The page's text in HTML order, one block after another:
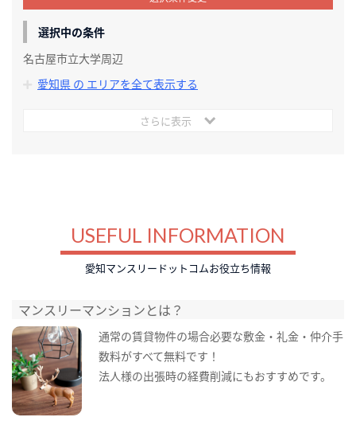
選択中の条件
名古屋市立大学周辺
愛知県 の エリアを全て表示する
さらに表示
USEFUL INFORMATION
愛知マンスリードットコムお役立ち情報
マンスリーマンションとは？
通常の賃貸物件の場合必要な敷金・礼金・仲介手
数料がすべて無料です！
法人様の出張時の経費削減にもおすすめです。